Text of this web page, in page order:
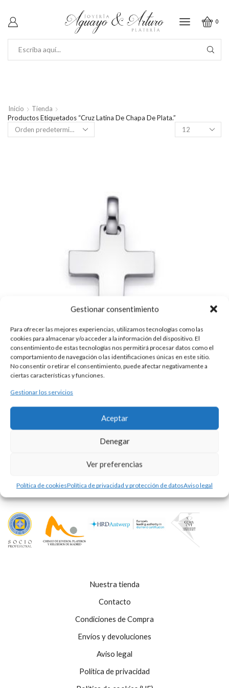
Gestionar consentimiento
Para ofrecer las mejores experiencias, utilizamos tecnologías como las
cookies para almacenar y/o acceder a la información del dispositivo. El
consentimiento de estas tecnologías nos permitirá procesar datos como el
comportamiento de navegación o las identificaciones únicas en este sitio.
No consentir o retirar el consentimiento, puede afectar negativamente a
ciertas características y funciones.
Gestionar los servicios
Aceptar
Denegar
Ver preferencias
Política de cookiesPolítica de privacidad y protección de datosAviso legal
0
Inicio
Tienda
Productos Etiquetados “Cruz Latina De Chapa De Plata.”
Productos
por
CRUZ DE PLATA
90,00€
Esta es una pieza única al ser realizada de manera artesanal en
nuestros talleres de Madrid, España. Es por ello por lo que sus
características y precio pueden variar de una pieza a otra. Para
Nuestra tienda
Contacto
Condiciones de Compra
Envíos y devoluciones
Aviso legal
Política de privacidad